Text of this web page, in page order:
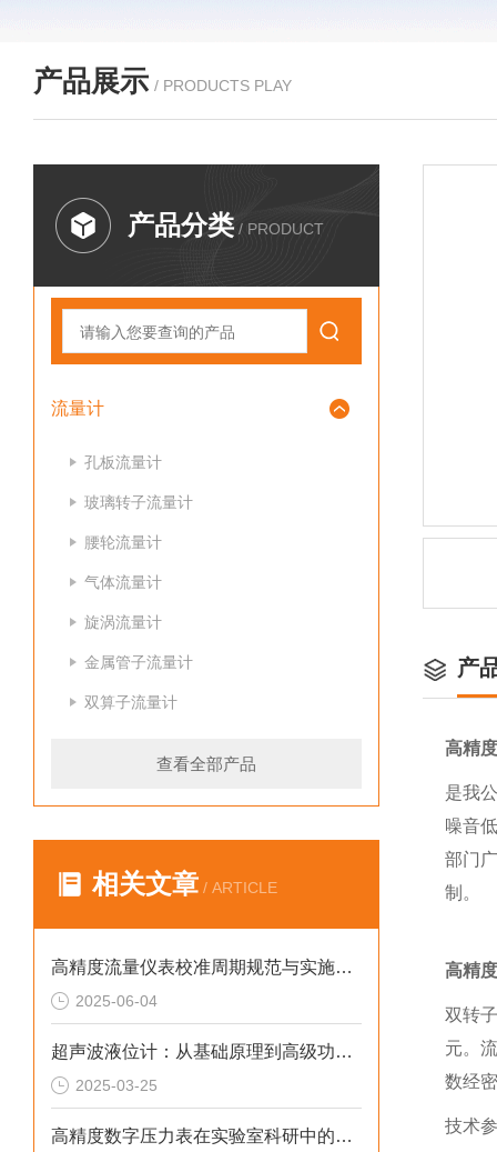
产品展示 / PRODUCTS PLAY
产品分类 / PRODUCT
流量计
孔板流量计
玻璃转子流量计
腰轮流量计
气体流量计
旋涡流量计
金属管子流量计
双算子流量计
查看全部产品
相关文章 / ARTICLE
高精度流量仪表校准周期规范与实施策略
2025-06-04
超声波液位计：从基础原理到高级功能的全面解析
2025-03-25
高精度数字压力表在实验室科研中的精准应用
产
高精
是我
噪音
部门
制。
高精
双转
元。
数经
技术